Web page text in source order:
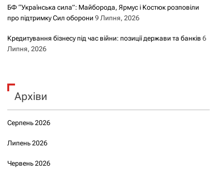
БФ “Українська сила”: Майборода, Ярмус і Костюк розповіли
про підтримку Сил оборони 9 Липня, 2026
Кредитування бізнесу під час війни: позиції держави та банків 6
Липня, 2026
Архіви
Серпень 2026
Липень 2026
Червень 2026